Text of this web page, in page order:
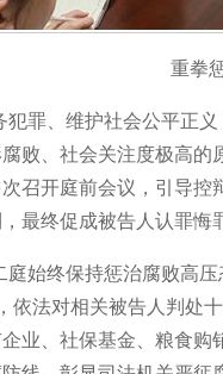
重拳
犯罪、维护社会公平正
败、社会关注度极高
召开庭前会议，引导
最终促成被告人认罪
庭始终保持惩治腐败高
依法对相关被告人判处
业、社保基金、粮食